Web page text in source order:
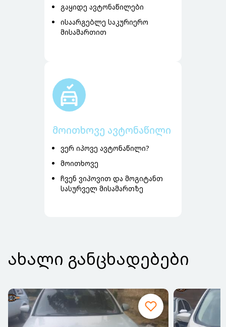
გაყიდე ავტონაწილები
ისაარგებლე საკურიერო
მისამართით
მოითხოვე ავტონაწილი
ვერ იპოვე ავტონაწილი?
მოითხოვე
ჩვენ ვიპოვით და მოგიტანთ
სასურველ მისამართზე
ᲐᲮᲐᲚᲘ ᲒᲐᲜᲪᲮᲐᲓᲔᲑᲔᲑᲘ